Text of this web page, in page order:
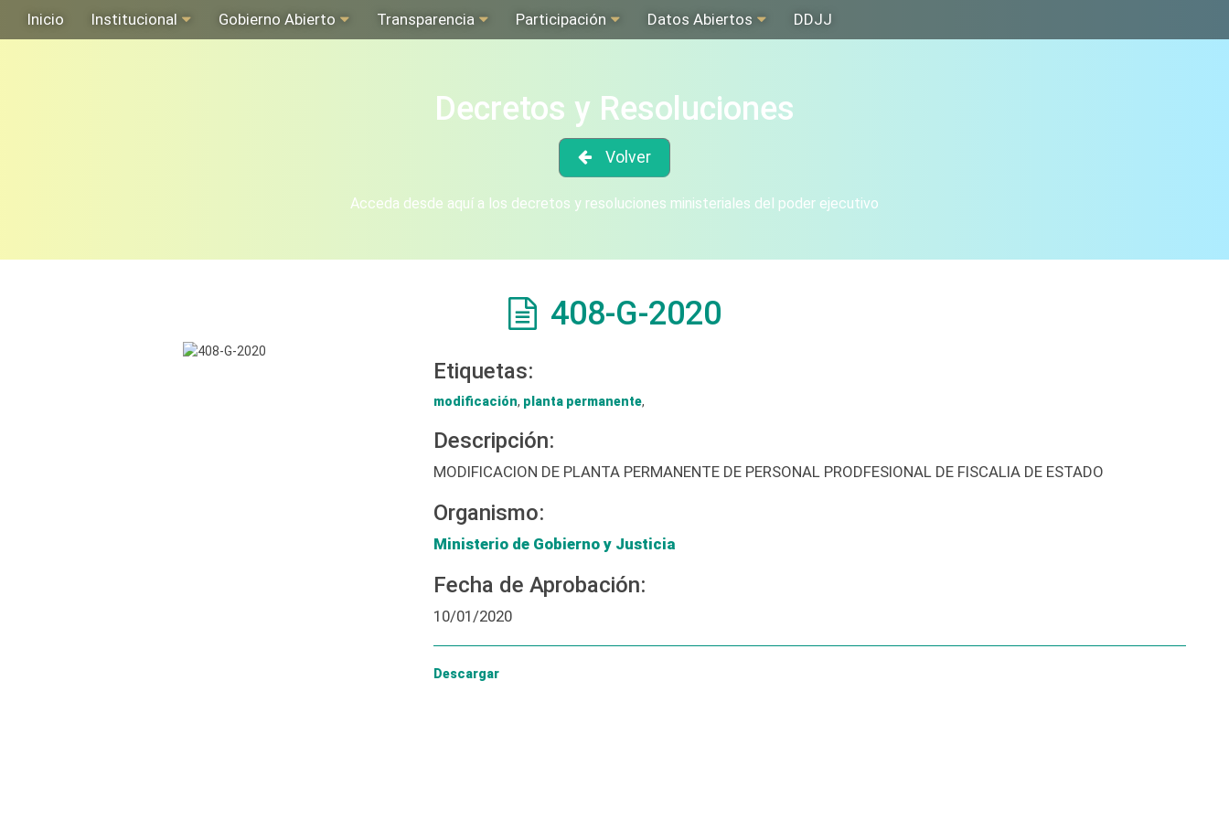
Inicio Institucional Gobierno Abierto Transparencia Participación Datos Abiertos DDJJ
Decretos y Resoluciones
Volver
Acceda desde aquí a los decretos y resoluciones ministeriales del poder ejecutivo
408-G-2020
Etiquetas:
modificación, planta permanente,
Descripción:
MODIFICACION DE PLANTA PERMANENTE DE PERSONAL PRODFESIONAL DE FISCALIA DE ESTADO
Organismo:
Ministerio de Gobierno y Justicia
Fecha de Aprobación:
10/01/2020
Descargar